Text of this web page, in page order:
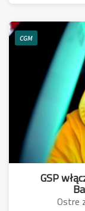
CGM
GSP
Ostre